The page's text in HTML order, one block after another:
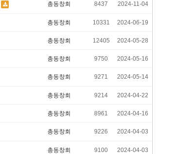
총동창회 8437 2024-11-04
총동창회 10331 2024-06-19
총동창회 12405 2024-05-28
총동창회 9750 2024-05-16
총동창회 9271 2024-05-14
총동창회 9214 2024-04-22
총동창회 8961 2024-04-16
총동창회 9226 2024-04-03
총동창회 9100 2024-04-03